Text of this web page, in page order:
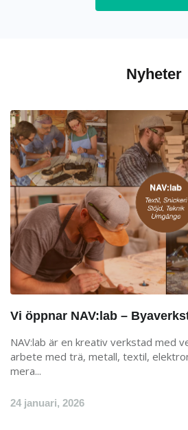
Nyheter
Vi öppnar NAV:lab –
NAV:lab är en kreativ verkstad med
arbete med trä, metall, textil,
mera...
24 januari, 2026